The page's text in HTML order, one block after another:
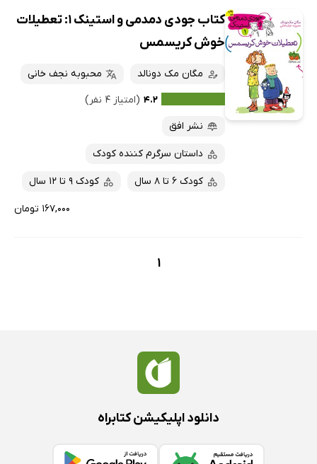
کتاب جودی دمدمی و استینک 1: تعطیلات
خوش کریسمس
مگان مک دونالد
محبوبه نجف خانی
۴.۲ (امتیاز ۴ نفر)
نشر افق
داستان سرگرم کننده کودک
کودک 6 تا 8 سال کودک 9 تا 12 سال
۱۶۷,۰۰۰ تومان
1
دانلود اپلیکیشن کتابراه